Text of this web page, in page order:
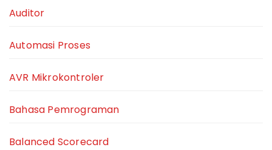
Auditor
Automasi Proses
AVR Mikrokontroler
Bahasa Pemrograman
Balanced Scorecard